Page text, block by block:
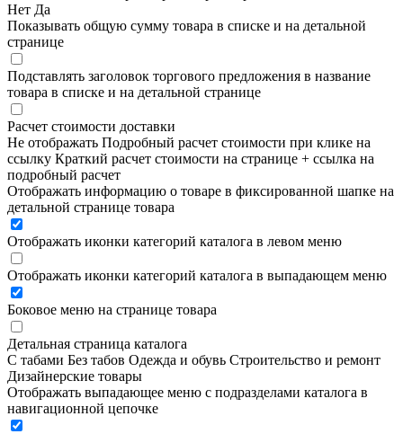
Нет Да
Показывать общую сумму товара в списке и на детальной
странице
Подставлять заголовок торгового предложения в название
товара в списке и на детальной странице
Расчет стоимости доставки
Не отображать Подробный расчет стоимости при клике на
ссылку Краткий расчет стоимости на странице + ссылка на
подробный расчет
Отображать информацию о товаре в фиксированной шапке на
детальной странице товара
Отображать иконки категорий каталога в левом меню
Отображать иконки категорий каталога в выпадающем меню
Боковое меню на странице товара
Детальная страница каталога
С табами Без табов Одежда и обувь Строительство и ремонт
Дизайнерские товары
Отображать выпадающее меню с подразделами каталога в
навигационной цепочке